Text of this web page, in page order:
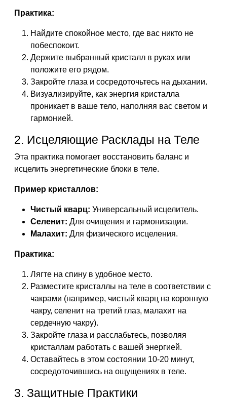
Практика:
Найдите спокойное место, где вас никто не
побеспокоит.
Держите выбранный кристалл в руках или
положите его рядом.
Закройте глаза и сосредоточьтесь на дыхании.
Визуализируйте, как энергия кристалла
проникает в ваше тело, наполняя вас светом и
гармонией.
2. Исцеляющие Расклады на Теле
Эта практика помогает восстановить баланс и
исцелить энергетические блоки в теле.
Пример кристаллов:
Чистый кварц: Универсальный исцелитель.
Селенит: Для очищения и гармонизации.
Малахит: Для физического исцеления.
Практика:
Лягте на спину в удобное место.
Разместите кристаллы на теле в соответствии с
чакрами (например, чистый кварц на коронную
чакру, селенит на третий глаз, малахит на
сердечную чакру).
Закройте глаза и расслабьтесь, позволяя
кристаллам работать с вашей энергией.
Оставайтесь в этом состоянии 10-20 минут,
сосредоточившись на ощущениях в теле.
3. Защитные Практики